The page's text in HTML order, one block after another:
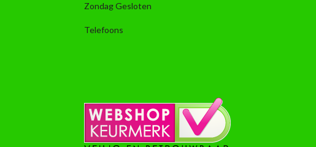
Zondag Gesloten
Telefoons